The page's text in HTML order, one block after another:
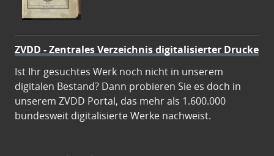
ZVDD - Zentrales Verzeichnis digitalisierter Drucke
Ist Ihr gesuchtes Werk noch nicht in unserem
digitalen Bestand? Dann probieren Sie es doch in
unserem ZVDD Portal, das mehr als 1.600.000
bundesweit digitalisierte Werke nachweist.